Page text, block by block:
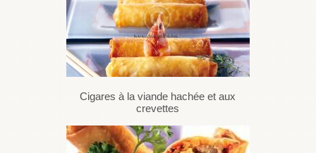
Cigares à la viande hachée et aux
crevettes